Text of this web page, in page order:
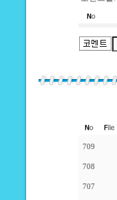
709
708
707